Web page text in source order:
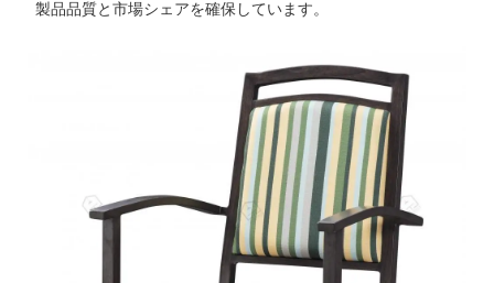
製品品質と市場シェアを確保しています。